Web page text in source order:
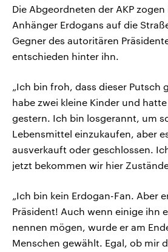
Die Abgeordneten der AKP
Anhänger Erdogans auf die
Gegner des autoritären
entschieden hinter ihn.
„Ich bin froh, dass dieser Putsch
habe zwei kleine Kinder und
gestern. Ich bin losgerannt, um
Lebensmittel einzukaufen, aber
ausverkauft oder geschlossen.
jetzt bekommen wir hier
„Ich bin kein Erdogan-Fan. Aber
Präsident! Auch wenn einige ihn
nennen mögen, wurde er am
Menschen gewählt. Egal, ob mir